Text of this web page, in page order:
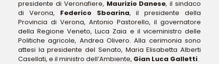
presidente di Veronafiere, Maurizio Danese, il sindaco
di Verona, Federico Sboarina, il presidente della
Provincia di Verona, Antonio Pastorello, il governatore
della Regione Veneto, Luca Zaia e il viceministro delle
Politiche agricole, Andrea Olivero. Alla cerimonia sono
attesi la presidente del Senato, Maria Elisabetta Alberti
Casellati, e il ministro dell’Ambiente, Gian Luca Galletti.